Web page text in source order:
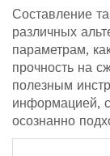
Составление
различных
параметрам,
прочность на
полезным
информацией,
осознанно